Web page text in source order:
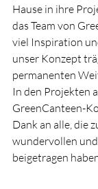
Hause in ihre
das Team von
viel Inspiration
unser Konzept
permanenten
In den Projekten
GreenCanteen-
Dank an alle, die
wundervollen
beigetragen